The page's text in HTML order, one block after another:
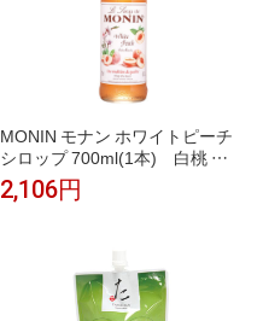
MONIN モナン ホワイトピーチ
シロップ 700ml(1本) 白桃 ピ
ーチ ピーチティー ピーチソーダ
かき氷 かき氷シロップ ノンアル
レーバーシロップ 桃 ソーダ 紅
茶 ラテ おうちカフェ
2,106円